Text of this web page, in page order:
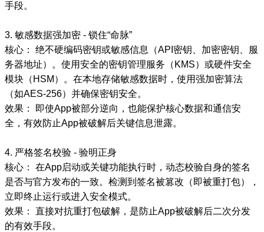
手段。
3. 敏感数据强加密 - 锁住“命脉”
核心： 绝不硬编码密钥或敏感信息（API密钥、加密密钥、服
务器地址）。使用安全的密钥管理服务（KMS）或硬件安全
模块（HSM）。在本地存储敏感数据时，使用强加密算法
（如AES-256）并确保密钥安全。
效果： 即使App被部分逆向，也能保护核心数据和通信安
全，有效防止App被破解后关键信息泄露。
4. 严格签名校验 - 验明正身
核心： 在App启动或关键功能执行时，动态校验自身的签名
是否与官方发布的一致。检测到签名被篡改（即被重打包），
立即终止运行或进入安全模式。
效果： 直接对抗重打包破解，是防止App被破解后二次分发
的有效手段。